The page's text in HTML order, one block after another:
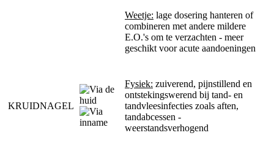
Weetje: lage dosering hanteren of
combineren met andere mildere
E.O.'s om te verzachten - meer
geschikt voor acute aandoeningen
KRUIDNAGEL
Fysiek: zuiverend, pijnstillend en
ontstekingswerend bij tand- en
tandvleesinfecties zoals aften,
tandabcessen -
weerstandsverhogend